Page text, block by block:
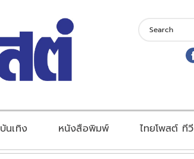
บันเทิง หนังสือพิมพ์ ไทยโพสต์ ทีวี